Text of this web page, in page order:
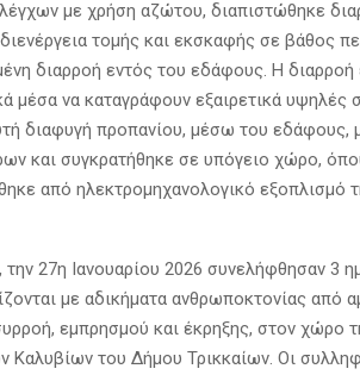
με χρήση αζώτου, διαπιστώθηκε
τομής και εκσκαφής σε βάθος
διαρροή εντός του εδάφους. Η διαρροή
μέσα να καταγράφουν εξαιρετικά υψηλές
διαφυγή προπανίου, μέσω του εδάφους,
και συγκρατήθηκε σε υπόγειο χώρο,
από ηλεκτρομηχανολογικό εξοπλισμό
27η Ιανουαρίου 2026 συνελήφθησαν 3
με αδικήματα ανθρωποκτονίας από
εμπρησμού και έκρηξης, στον χώρο
Καλυβίων του Δήμου Τρικκαίων. Οι